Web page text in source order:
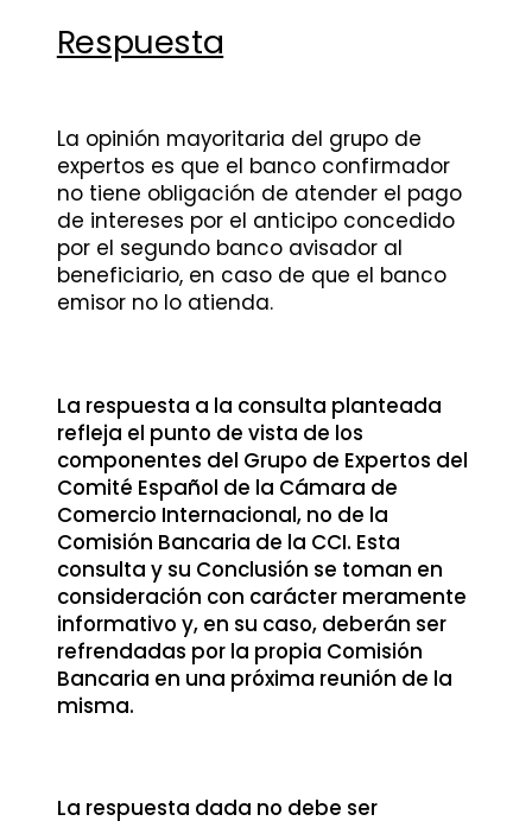
Respuesta
La opinión mayoritaria del grupo de
expertos es que el banco confirmador
no tiene obligación de atender el pago
de intereses por el anticipo concedido
por el segundo banco avisador al
beneficiario, en caso de que el banco
emisor no lo atienda.
La respuesta a la consulta planteada
refleja el punto de vista de los
componentes del Grupo de Expertos del
Comité Español de la Cámara de
Comercio Internacional, no de la
Comisión Bancaria de la CCI. Esta
consulta y su Conclusión se toman en
consideración con carácter meramente
informativo y, en su caso, deberán ser
refrendadas por la propia Comisión
Bancaria en una próxima reunión de la
misma.
La respuesta dada no debe ser